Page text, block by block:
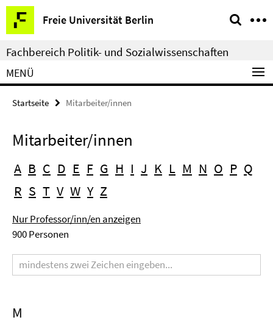
Springe
direkt
zu
Inhalt
Freie Universität Berlin
Service-
Navigation
Fachbereich Politik- und Sozialwissenschaften
MENÜ
Startseite Mitarbeiter/innen
Mitarbeiter/innen
A B C D E F G H I J K L M N O P Q
R S T V W Y Z
Nur Professor/inn/en anzeigen
900 Personen
M